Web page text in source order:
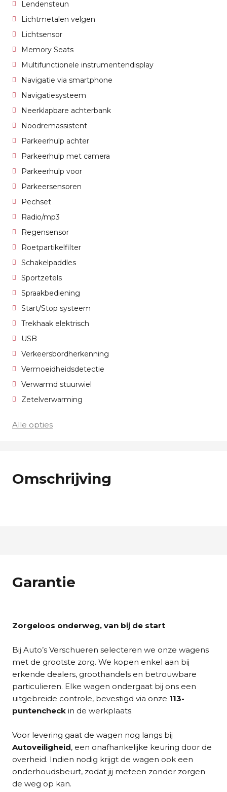
Lendensteun
Lichtmetalen velgen
Lichtsensor
Memory Seats
Multifunctionele instrumentendisplay
Navigatie via smartphone
Navigatiesysteem
Neerklapbare achterbank
Noodremassistent
Parkeerhulp achter
Parkeerhulp met camera
Parkeerhulp voor
Parkeersensoren
Pechset
Radio/mp3
Regensensor
Roetpartikelfilter
Schakelpaddles
Sportzetels
Spraakbediening
Start/Stop systeem
Trekhaak elektrisch
USB
Verkeersbordherkenning
Vermoeidheidsdetectie
Verwarmd stuurwiel
Zetelverwarming
Alle opties
Omschrijving
Garantie
Zorgeloos onderweg, van bij de start
Bij Auto’s Verschueren selecteren we onze wagens
met de grootste zorg. We kopen enkel aan bij
erkende dealers, groothandels en betrouwbare
particulieren. Elke wagen ondergaat bij ons een
uitgebreide controle, bevestigd via onze 113-
puntencheck in de werkplaats.
Voor levering gaat de wagen nog langs bij
Autoveiligheid, een onafhankelijke keuring door de
overheid. Indien nodig krijgt de wagen ook een
onderhoudsbeurt, zodat jij meteen zonder zorgen
de weg op kan.